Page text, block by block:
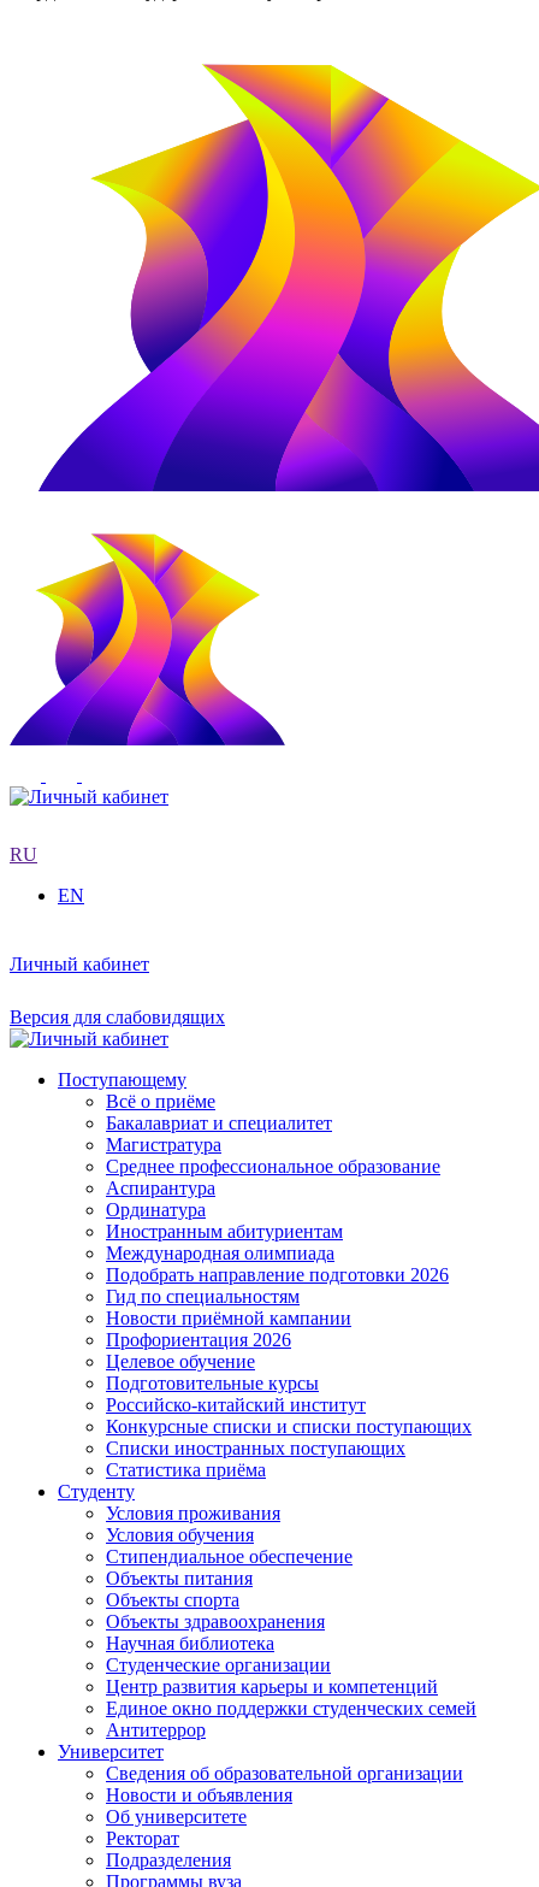
RU
EN
Личный кабинет
Версия для слабовидящих
Поступающему
Всё о приёме
Бакалавриат и специалитет
Магистратура
Среднее профессиональное образование
Аспирантура
Ординатура
Иностранным абитуриентам
Международная олимпиада
Подобрать направление подготовки 2026
Гид по специальностям
Новости приёмной кампании
Профориентация 2026
Целевое обучение
Подготовительные курсы
Российско-китайский институт
Конкурсные списки и списки поступающих
Списки иностранных поступающих
Статистика приёма
Студенту
Условия проживания
Условия обучения
Стипендиальное обеспечение
Объекты питания
Объекты спорта
Объекты здравоохранения
Научная библиотека
Студенческие организации
Центр развития карьеры и компетенций
Единое окно поддержки студенческих семей
Антитеррор
Университет
Сведения об образовательной организации
Новости и объявления
Об университете
Ректорат
Подразделения
Программы вуза